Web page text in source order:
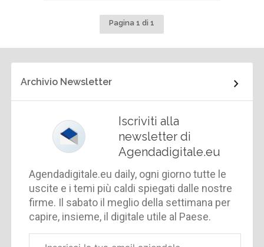
Pagina 1 di 1
Archivio Newsletter
Iscriviti alla
newsletter di
Agendadigitale.eu
Agendadigitale.eu daily, ogni giorno tutte le
uscite e i temi più caldi spiegati dalle nostre
firme. Il sabato il meglio della settimana per
capire, insieme, il digitale utile al Paese.